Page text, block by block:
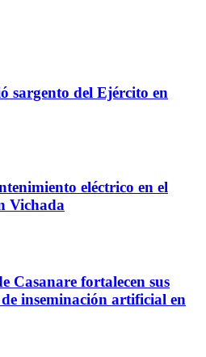
sargento del Ejército en
eléctrico en el
Vichada
Casanare fortalecen sus
inseminación artificial en